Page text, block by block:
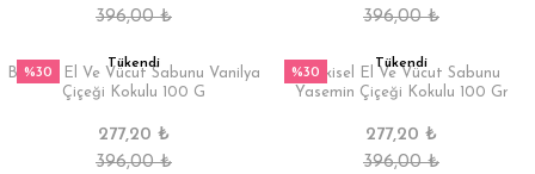
396,00 ₺
396,00 ₺
%30
Tükendi
Bitkisel El Ve Vücut Sabunu Vanilya
Çiçeği Kokulu 100 G
277,20 ₺
396,00 ₺
%30
Tükendi
Bitkisel El Ve Vücut Sabunu
Yasemin Çiçeği Kokulu 100 Gr
277,20 ₺
396,00 ₺